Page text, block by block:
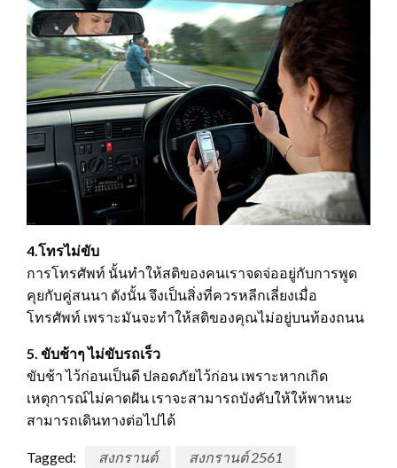
4.โทรไม่ขับ
การโทรศัพท์ นั้นทำให้สติของคนเราจดจ่ออยู่กับการพูด
คุยกับคู่สนนา ดังนั้น จึงเป็นสิ่งที่ควรหลีกเลี่ยงเมื่อ
โทรศัพท์ เพราะมันจะทำให้สติของคุณไม่อยู่บนท้องถนน
5. ขับช้าๆ ไม่ขับรถเร็ว
ขับช้า ไว้ก่อนเป็นดี ปลอดภัยไว้ก่อน เพราะหากเกิด
เหตุการณ์ไม่คาดฝัน เราจะสามารถบังคับให้ให้พาหนะ
สามารถเดินทางต่อไปได้
Tagged: สงกรานต์
สงกรานต์ 2561